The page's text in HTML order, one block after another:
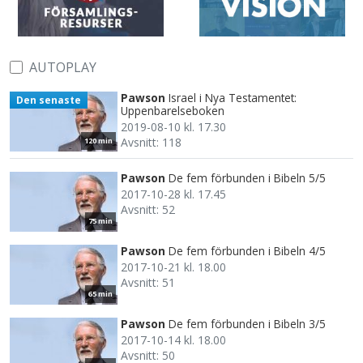
AUTOPLAY
120 min
Den senaste Pawson Israel i Nya Testamentet:
Uppenbarelseboken
2019-08-10 kl. 17.30
Avsnitt: 118
75 min
Pawson De fem förbunden i Bibeln 5/5
2017-10-28 kl. 17.45
Avsnitt: 52
65 min
Pawson De fem förbunden i Bibeln 4/5
2017-10-21 kl. 18.00
Avsnitt: 51
Pawson De fem förbunden i Bibeln 3/5
2017-10-14 kl. 18.00
Avsnitt: 50